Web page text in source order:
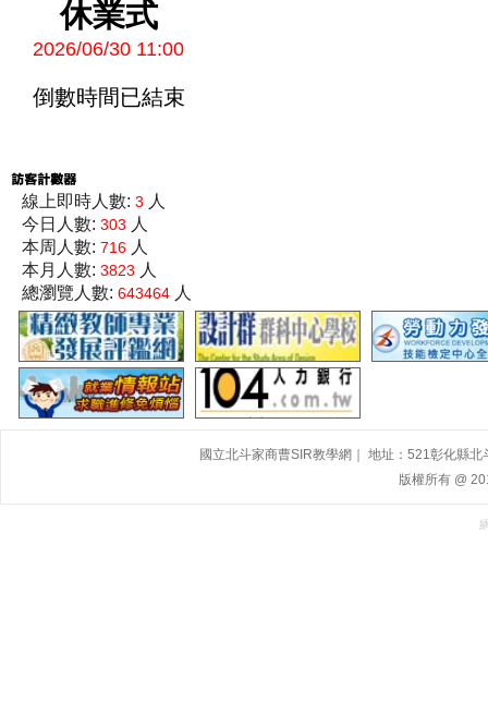
休業式
2026/06/30 11:00
倒數時間已結束
線上即時人數: 3 人
今日人數: 303 人
本周人數: 716 人
本月人數: 3823 人
總瀏覽人數: 643464 人
國立北斗家商曹SIR教學網｜ 地址：521彰化縣
版權所有 @